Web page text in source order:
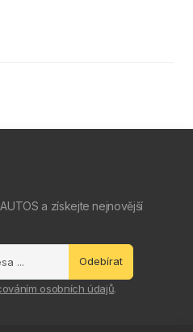
a získejte nejnovější
Odebírat
osobních údajů.